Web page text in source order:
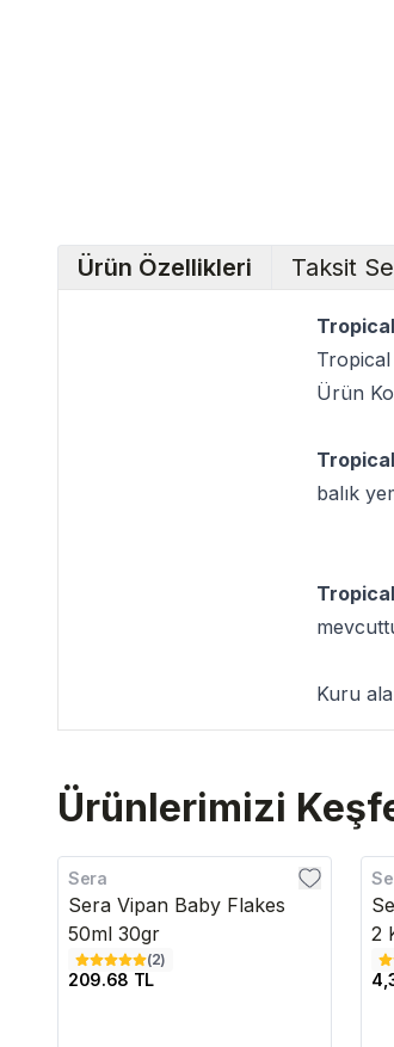
Ürün Özellikleri Taksit
Ürün
balık
Kuru
Ürünlerimizi
Sera
Sera Vipan Baby Flakes
50ml 30gr
(2)
209.68 TL
2